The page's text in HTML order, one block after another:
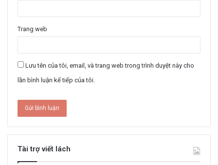
Trang web
Lưu tên của tôi, email, và trang web trong trình duyệt này cho
lần bình luận kế tiếp của tôi.
Tài trợ viết lách